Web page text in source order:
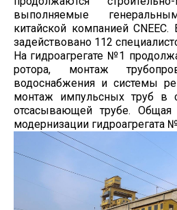
выполняемые
китайской компанией
задействовано 112
На гидроагрегате №1
ротора, монтаж
водоснабжения и системы
монтаж импульсных труб в
отсасывающей трубе. Общая
модернизации гидроагрегата